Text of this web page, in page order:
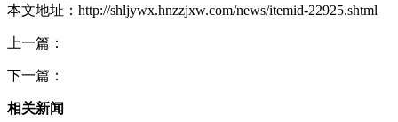
本文地址：http://shljywx.hnzzjxw.com/news/itemid-22925.shtml
上一篇：
下一篇：
相关新闻